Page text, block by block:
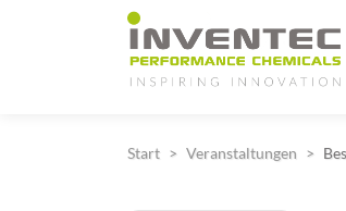
Main Navigation
Start Veranstaltungen